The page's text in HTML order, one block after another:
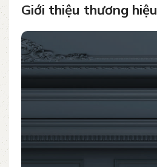
Giới thiệu thương hiệu